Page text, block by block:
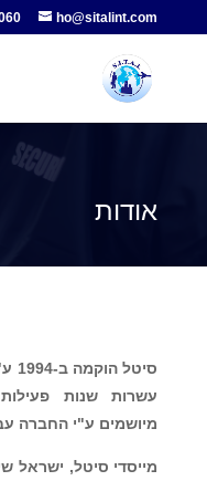
ho@sitalint.com
אודות
עשרות שנות
מיושמים ע"י החברה
מייסדי סיטל, ישראל